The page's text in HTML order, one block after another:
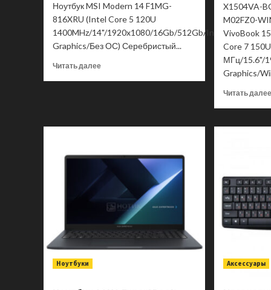
Ноутбук MSI Modern 14 F1MG-
816XRU (Intel Core 5 120U
1400MHz/14"/1920x1080/16Gb/512Gb/Intel
Graphics/Без ОС) Серебристый...
Читать далееПрочитать
816XRU
9S7-
14S113-
X1504VA-
M02FZ0-
VivoBook
Core 7
МГц/15.6"/
Graphics/
Читать далее
Ноутбуки Аксессуары